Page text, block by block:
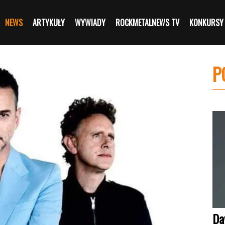
NEWS ARTYKUŁY WYWIADY ROCKMETALNEWS TV KONKURSY